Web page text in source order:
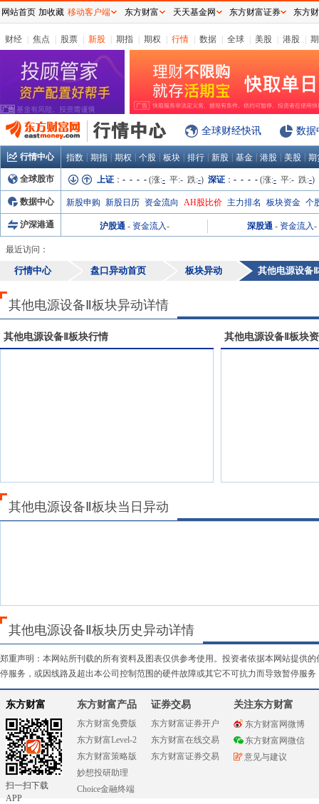
财经 焦点 股票 新股 期指 期权 行情 数据 全球 美股 港股
全球财经快讯 数据
行情中心 指数 期指 期权 个股 板块 排行 新股 基金 港股 美股 期
全球股市 上证 ： - - - - (涨:- 平:- 跌:-) 深证 ： - - - - (涨:- 平:- 跌:-)
数据中心 新股申购 新股日历 资金流向 AH股比价 主力排名 板块资金 个
沪深港通 沪股通 - 资金流入- 深股通 - 资金流入-
最近访问：
行情中心 盘口异动首页 板块异动 其他电源设备Ⅱ
其他电源设备Ⅱ板块异动详情
其他电源设备Ⅱ 板块行情 其他电源设备Ⅱ 板块
其他电源设备Ⅱ板块当日异动
其他电源设备Ⅱ板块历史异动详情
郑重声明：本网站所刊载的所有资料及图表仅供参考使用。投资者依据本网站提供
停服务，或因线路及超出本公司控制范围的硬件故障或其它不可抗力而导致暂停服
东方财富
扫一扫下载
APP
东方财富产品
东方财富免费版
东方财富Level-2
东方财富策略版
妙想投研助理
Choice金融终端
证券交易
东方财富证券开户
东方财富在线交易
东方财富证券交易
关注东方财富
东方财富网微博
东方财富网微信
意见与建议
网站首页 加收藏 移动客户端 东方财富 天天基金网 东方财富证券 东方